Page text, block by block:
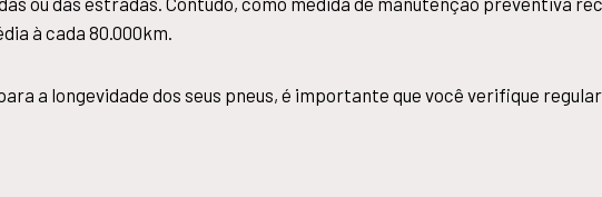
à cada 80.000km.
a longevidade dos seus pneus, é importante que você verifique